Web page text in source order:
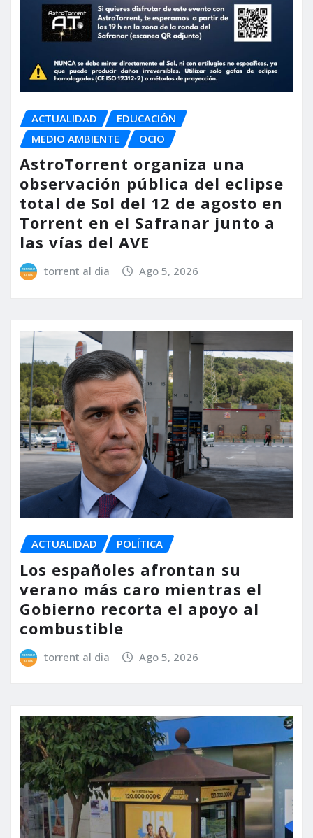
ACTUALIDAD
EDUCACIÓN
MEDIO AMBIENTE
OCIO
AstroTorrent organiza una
observación pública del eclipse
total de Sol del 12 de agosto en
Torrent en el Safranar junto a
las vías del AVE
torrent al dia Ago 5, 2026
ACTUALIDAD POLÍTICA
Los españoles afrontan su
verano más caro mientras el
Gobierno recorta el apoyo al
combustible
torrent al dia Ago 5, 2026